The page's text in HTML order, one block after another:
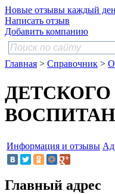
Новые отзывы каждый
Написать отзыв
Добавить компанию
Главная > Справочник >
Информация и отзывы
Главный адрес